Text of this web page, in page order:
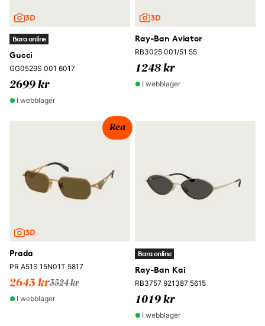
Bara online
Gucci
GG0529S 001 6017
2699 kr
I webblager
Ray-Ban Aviator
RB3025 001/51 55
1248 kr
I webblager
Rea
Prada
PR A51S 15N01T 5817
2643 kr3524 kr
I webblager
Bara online
Ray-Ban Kai
RB3757 921387 5615
1019 kr
I webblager